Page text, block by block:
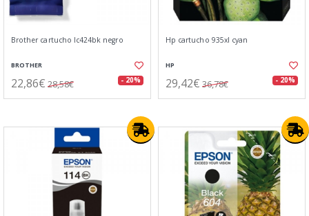
Brother cartucho lc424bk negro
BROTHER
22,86€ 28,58€ - 20%
Hp cartucho 935xl cyan
HP
29,42€ 36,78€ - 20%